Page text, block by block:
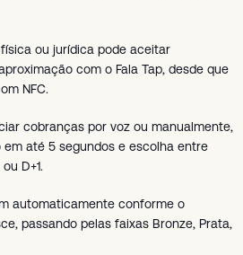
ou jurídica pode aceitar
com o Fala Tap, desde que
NFC.
cobranças por voz ou manualmente,
até 5 segundos e escolha entre
D+1.
automaticamente conforme o
passando pelas faixas Bronze, Prata,